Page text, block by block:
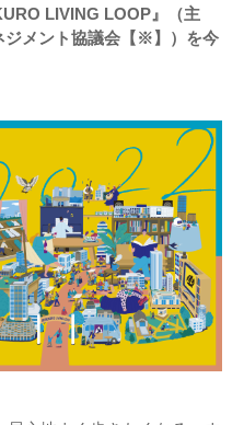
LIVING LOOP』（主
ジメント協議会【※】）を今